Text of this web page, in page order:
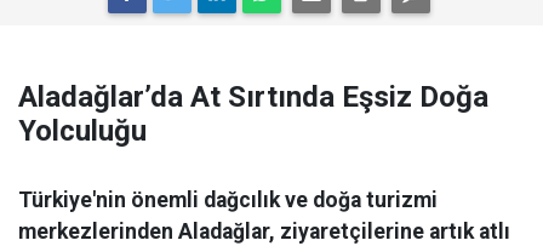
Aladağlar’da At Sırtında Eşsiz Doğa
Yolculuğu
Türkiye'nin önemli dağcılık ve doğa turizmi
merkezlerinden Aladağlar, ziyaretçilerine artık atlı